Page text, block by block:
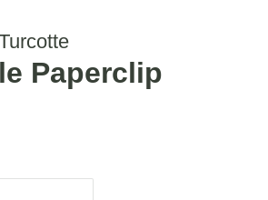
Paperclip